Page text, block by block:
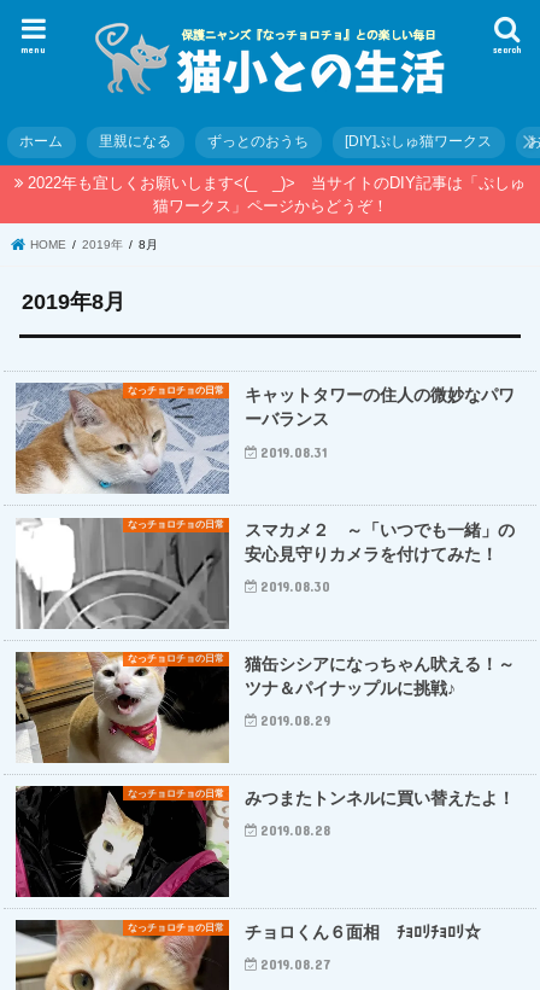
search
menu
ホーム 里親になる ずっとのおうち [DIY]ぷしゅ猫ワークス
2022年も宜しくお願いします<(_ _)> 当サイトのDIY記事は「ぷしゅ
猫ワークス」ページからどうぞ！
HOME 2019年 8月
2019年8月
なっチョロチョの日常
キャットタワーの住人の微妙なパワ
ーバランス
2019.08.31
なっチョロチョの日常
スマカメ２ ～「いつでも一緒」の
安心見守りカメラを付けてみた！
2019.08.30
なっチョロチョの日常
猫缶シシアになっちゃん吠える！～
ツナ＆パイナップルに挑戦♪
2019.08.29
なっチョロチョの日常 みつまたトンネルに買い替えたよ！
2019.08.28
なっチョロチョの日常 チョロくん６面相 ﾁｮﾛﾘﾁｮﾛﾘ☆
2019.08.27